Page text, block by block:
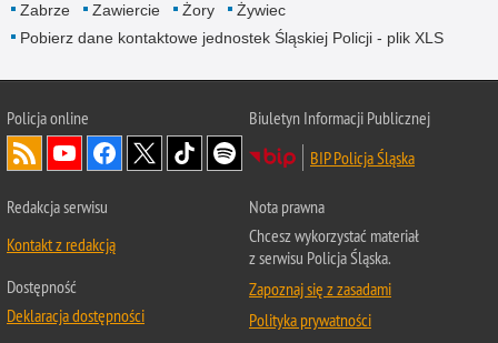
Zabrze
Zawiercie Żory
Żywiec
Pobierz dane kontaktowe jednostek Śląskiej Policji - plik XLS
Policja online
Biuletyn Informacji Publicznej
BIP Policja Śląska
Redakcja serwisu
Kontakt z redakcją
Dostępność
Deklaracja dostępności
Nota prawna
Chcesz wykorzystać materiał
z serwisu Policja Śląska.
Zapoznaj się z zasadami
Polityka prywatności